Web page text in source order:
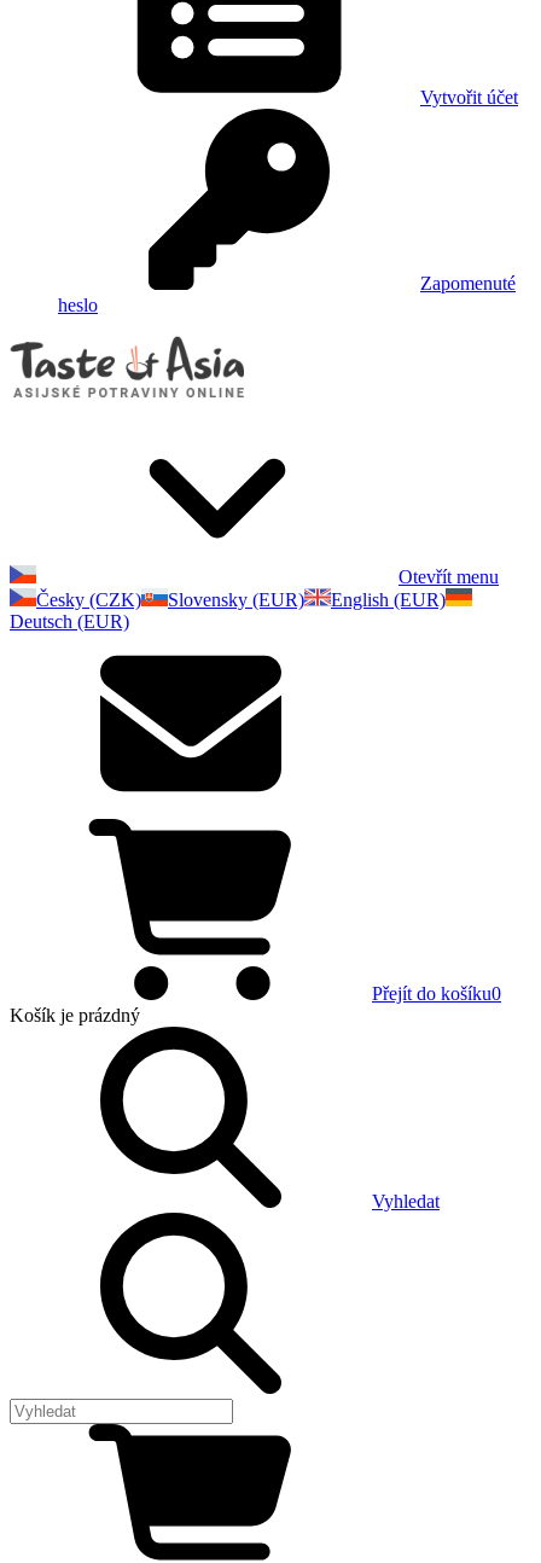
Vytvořit účet
Zapomenuté
heslo
Otevřít menu
Česky (CZK)
Slovensky (EUR)
English (EUR)
Deutsch (EUR)
Přejít do košíku0
Košík je prázdný
Vyhledat